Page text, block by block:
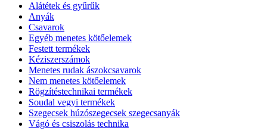
Alátétek és gyűrűk
Anyák
Csavarok
Egyéb menetes kötőelemek
Festett termékek
Kéziszerszámok
Menetes rudak ászokcsavarok
Nem menetes kötőelemek
Rögzítéstechnikai termékek
Soudal vegyi termékek
Szegecsek húzószegecsek szegecsanyák
Vágó és csiszolás technika